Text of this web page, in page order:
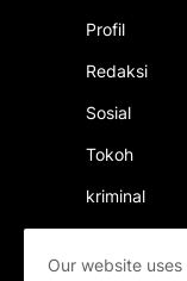
Profil
Redaksi
Sosial
Tokoh
kriminal
Our website